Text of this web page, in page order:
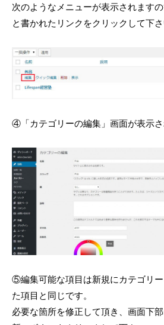
次のようなメニューが表示されます
と書かれたリンクをクリックして下さ
④「カテゴリーの編集」画面が表示さ
⑤編集可能な項目は新規にカテゴリ
た項目と同じです。
必要な箇所を修正して頂き、画面下